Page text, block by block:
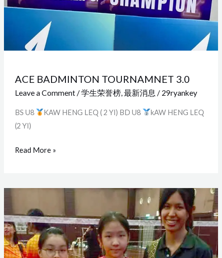
ACE BADMINTON TOURNAMNET 3.0
Leave a Comment /学生荣誉榜, 最新消息 / 29ryankey
BS U8 KAW HENG LEQ ( 2 YI) BD U8
kAW HENG LEQ
(2 YI)
Read More »
PEMBANGUNAN
BAKAT
BADMINTON
KERJASAMA